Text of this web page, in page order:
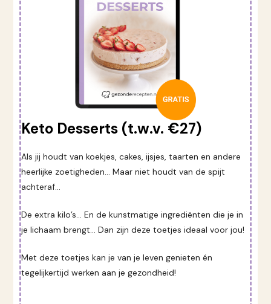
Keto Desserts (t.w.v. €27)
Als jij houdt van koekjes, cakes, ijsjes, taarten en andere
heerlijke zoetigheden… Maar niet houdt van de spijt
achteraf…
De extra kilo’s… En de kunstmatige ingrediënten die je in
je lichaam brengt… Dan zijn deze toetjes ideaal voor jou!
Met deze toetjes kan je van je leven genieten én
tegelijkertijd werken aan je gezondheid!